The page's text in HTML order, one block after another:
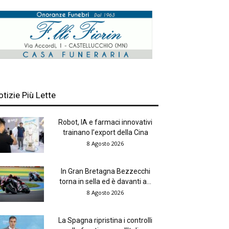
Più Lette
Robot, IA e farmaci innovativi
trainano l’export della Cina
8 Agosto 2026
In Gran Bretagna Bezzecchi
torna in sella ed è davanti a...
8 Agosto 2026
La Spagna ripristina i controlli